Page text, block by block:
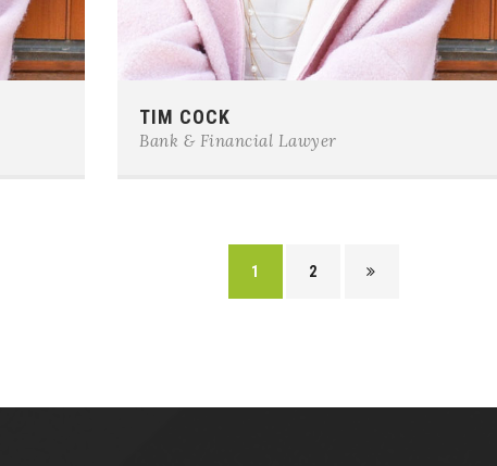
E-mail: team@example.com
TIM COCK
Bank & Financial Lawyer
1 2